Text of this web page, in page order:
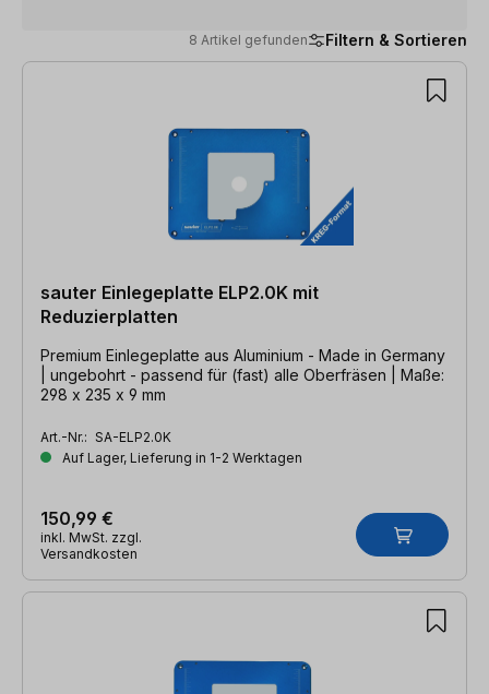
8 Artikel gefunden Filtern & Sortieren
8 Artikel gefunden
sauter Einlegeplatte ELP2.0K mit
Reduzierplatten
Premium Einlegeplatte aus Aluminium - Made in Germany
298 x 235 x 9 mm
Art.-Nr.: SA-ELP2.0K
Auf Lager, Lieferung in 1-2 Werktagen
150,99 €
inkl. MwSt. zzgl.
Versandkosten